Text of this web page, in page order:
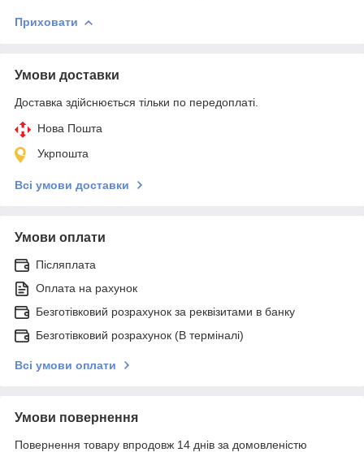
Приховати
Умови доставки
Доставка здійснюється тільки по передоплаті.
Нова Пошта
Укрпошта
Всі умови доставки
Умови оплати
Післяплата
Оплата на рахунок
Безготівковий розрахунок за реквізитами в банку
Безготівковий розрахунок (В терміналі)
Всі умови оплати
Умови повернення
Повернення товару впродовж 14 днів за домовленістю